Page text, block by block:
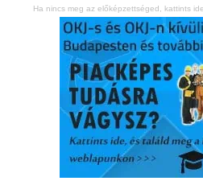
Ha nincs meg az előképzettséged, kattints